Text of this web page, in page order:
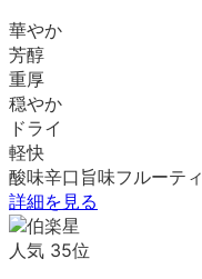
華やか
芳醇
重厚
穏やか
ドライ
軽快
酸味辛口 旨味フルーティ
詳細を見る
人気 35位